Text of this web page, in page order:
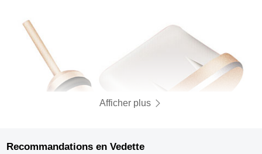
Afficher plus
Recommandations en Vedette